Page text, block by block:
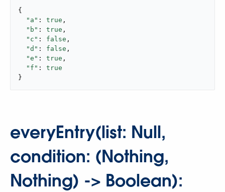
{
"a" : true ,
"b" : true ,
"c" : false ,
"d" : false ,
"e" : true ,
"f" : true
}
everyEntry(list: Null,
condition: (Nothing,
Nothing) -> Boolean):